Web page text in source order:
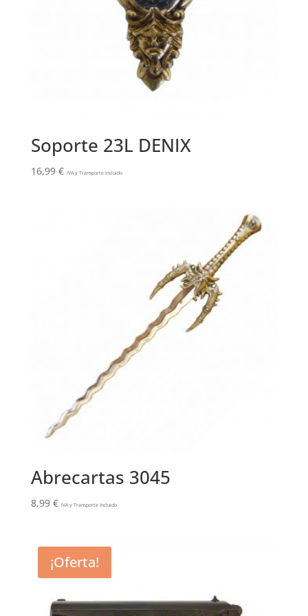
Soporte 23L DENIX
16,99 € IVA y Transporte Incluido
Abrecartas 3045
8,99 € IVA y Transporte Incluido
¡Oferta!